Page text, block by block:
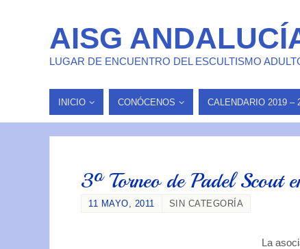
AISG
LUGAR DE ENCUENTRO DEL ESCULTISMO
INICIO CONÓCENOS CALENDARIO 2019 –
3º Torneo de Padel Scout
11 MAYO, 2011 SIN CATEGORÍA
La